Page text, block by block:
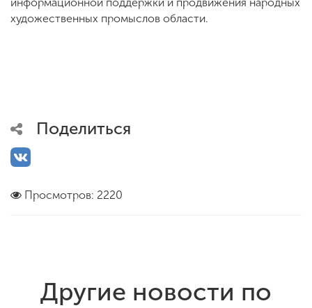
художественных промыслов области.
Поделиться
Просмотров: 2220
Другие новости по